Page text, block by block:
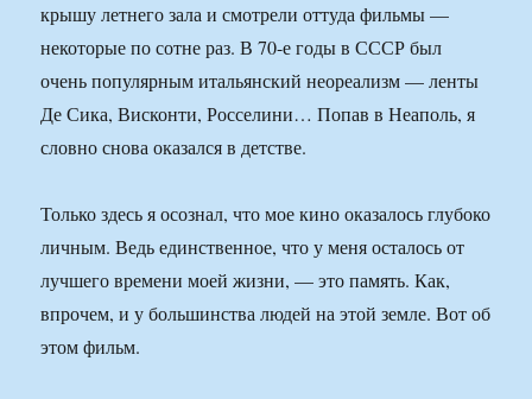
крышу летнего зала и смотрели оттуда фильмы —
некоторые по сотне раз. В 70-е годы в СССР был
очень популярным итальянский неореализм — ленты
Де Сика, Висконти, Росселини… Попав в Неаполь, я
словно снова оказался в детстве.
Только здесь я осознал, что мое кино оказалось глубоко
личным. Ведь единственное, что у меня осталось от
лучшего времени моей жизни, — это память. Как,
впрочем, и у большинства людей на этой земле. Вот об
этом фильм.